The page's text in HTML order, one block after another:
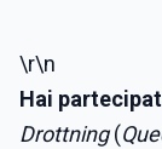
\r\n
Hai
Drottning(